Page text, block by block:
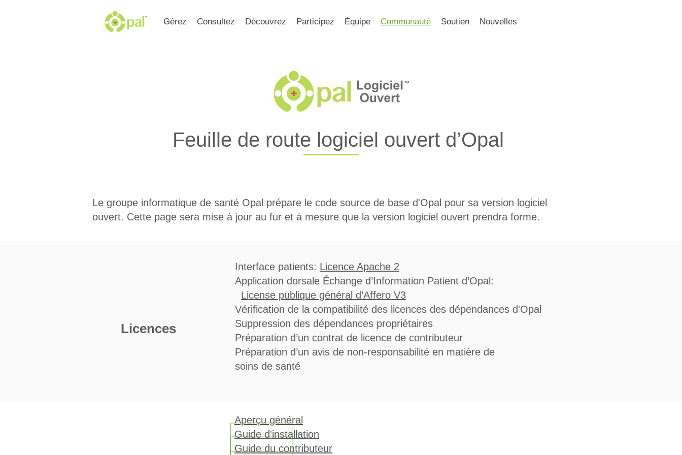
Gérez Consultez Découvrez Participez Èquipe Communauté Soutien Nouvelles
Feuille de route logiciel ouvert d’Opal
Le groupe informatique de santé Opal prépare le code source de base d'Opal pour sa version logiciel
ouvert. Cette page sera mise à jour au fur et à mesure que la version logiciel ouvert prendra forme.
Licences
Interface patients: Licence Apache 2
Application dorsale Échange d’Information Patient d’Opal:
License publique général d’Affero V3
Vérification de la compatibilité des licences des dépendances d'Opal
Suppression des dépendances propriétaires
Préparation d’un contrat de licence de contributeur
Préparation d’un avis de non-responsabilité en matière de
soins de santé
Aperçu général
Guide d'installation
Guide du contributeur